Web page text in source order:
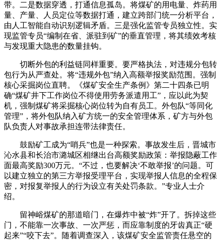
带。二是数据穿透，打通信息孤岛。将煤矿的用电量、炸药用
量、产量、人员定位等数据打通，建立跨部门统一分析平台，
由人工智能自动识别逻辑矛盾。三是强化监管专员独立性。实
现监管专员“编制在省、派驻到矿”的垂直管理，将其绩效考核
与发现重大隐患的数量挂钩。
切断外包的利益链同样重要。要严格执法，对违规分包转
包行为从严查处。将“违规外包”纳入高额举报奖励范围。强制
核心采掘岗位直聘。《煤矿安全生产条例》第二十四条已明
确“煤矿井下工作岗位不得使用劳务派遣用工”，应以此为契
机，强制煤矿将采掘核心岗位转为自有员工。外包队“等同化
管理”，将外包队纳入矿方统一的安全管理体系，矿方与外包
队负责人对事故承担连带法律责任。
鼓励矿工成为“哨兵”也是一种探索。事故发生后，晋城市
沁水县和长治市潞城区相继出台高额奖励政策：举报隐蔽工作
面最高奖励300万元。“不过，也要解决‘不敢举报’的问题。可
以建立独立的第三方举报受理平台，实现举报人信息的全程保
密，对报复举报人的行为设立有关处罚条款。”专业人士介
绍。
留神峪煤矿的那道暗门，在爆炸中被“炸”开了。拆掉这些
门，不能靠一次事故、一次严惩，而应靠制度的牙齿真正“硬
起来”“咬下去”。随着调查深入，该煤矿安全监管责任悬空的